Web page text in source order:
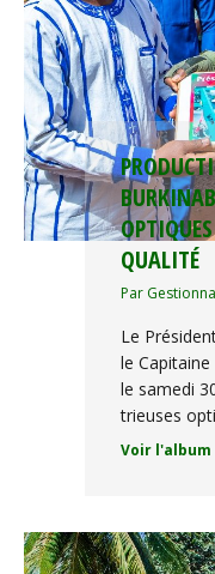
QUALITÉ
Par
Le
le
le samedi
trieuses
Voir l'album